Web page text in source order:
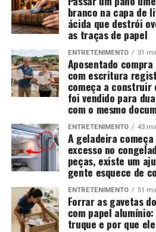
branco na capa de
ácida que destrói
as traças de papel
ENTRETENIMENTO 31
Aposentado
com escritura
começa a construir
foi vendido para
com o mesmo
ENTRETENIMENTO 43
A geladeira
excesso no
peças, existe um
gente esquece de
ENTRETENIMENTO 51
Forrar as gavetas
com papel
truque e por que